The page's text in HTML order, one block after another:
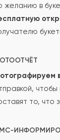
желанию в
то, что